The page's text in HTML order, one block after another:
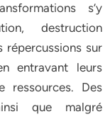
s’y
destruction
répercussions sur
entravant leurs
ressources. Des
que malgré